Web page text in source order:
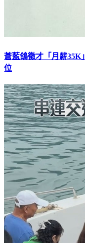
蒼藍鴿徵才「月薪35K
位